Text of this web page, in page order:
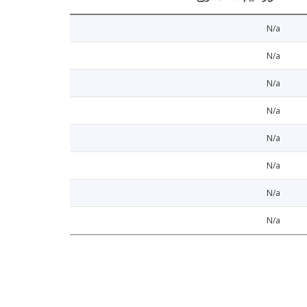
N/a
N/a
N/a
N/a
N/a
N/a
N/a
N/a